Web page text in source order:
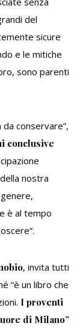
del
sicure
e le mitiche
sono parenti
da conservare”,
conclusive
nostra
è al tempo
”.
, invita tutti
“è un libro che
I proventi
di Milano”